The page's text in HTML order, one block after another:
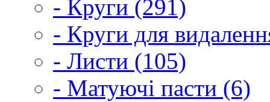
- Круги (291)
- Круги для
- Листи (105)
- Матуючі пасти (6)